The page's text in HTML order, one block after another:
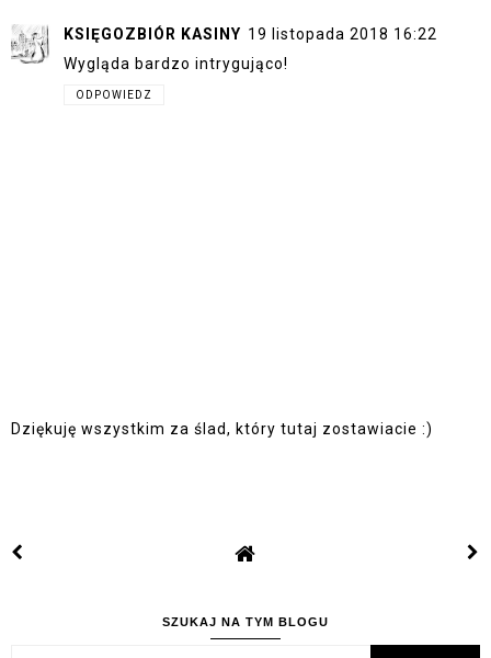
KSIĘGOZBIÓR KASINY 19 listopada 2018 16:22
Wygląda bardzo intrygująco!
ODPOWIEDZ
Dziękuję wszystkim za ślad, który tutaj zostawiacie :)
SZUKAJ NA TYM BLOGU